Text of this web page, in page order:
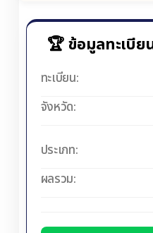
🏆 ข้อมูลทะเบีย
ทะเบียน:
จังหวัด:
ประเภท:
ผลรวม: